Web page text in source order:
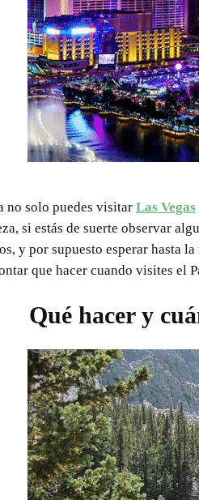
no solo puedes visitar Las Vegas
si estás de suerte observar
y por supuesto esperar hasta
que hacer cuando visites el
Qué hacer y